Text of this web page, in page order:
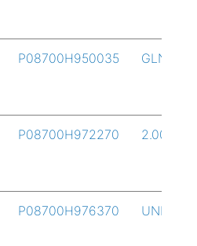
P08700H950035 GLN
P08700H972270 2.00 oz
P08700H976370 UND